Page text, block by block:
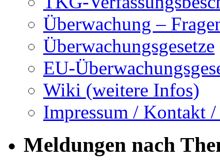
Überwachung –
Überwachungsgesetze
EU-
Wiki (weitere Infos)
Impressum / Kontakt
Meldungen nach